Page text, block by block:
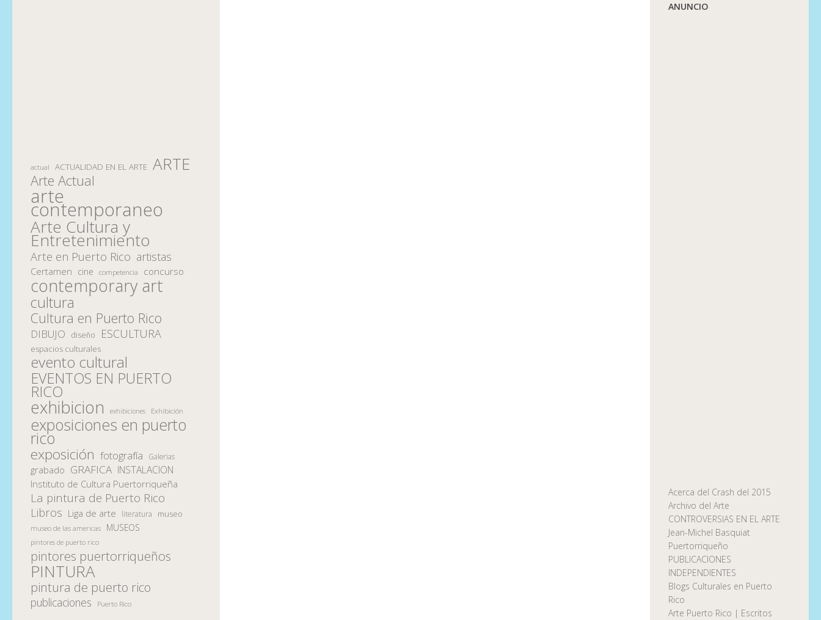
actual ACTUALIDAD EN EL ARTE ARTE
Arte Actual
arte
contemporaneo
Arte Cultura y
Entretenimiento
Arte en Puerto Rico artistas
Certamen cine competencia concurso
contemporary art
cultura
Cultura en Puerto Rico
DIBUJO diseño ESCULTURA
espacios culturales
evento cultural
EVENTOS EN PUERTO
RICO
exhibicion exhibiciones Exhibición
exposiciones en puerto
rico
exposición fotografía Galerias
grabado GRAFICA INSTALACION
Instituto de Cultura Puertorriqueña
La pintura de Puerto Rico
Libros Liga de arte literatura museo
museo de las americas MUSEOS
pintores de puerto rico
pintores puertorriqueños
PINTURA
pintura de puerto rico
publicaciones Puerto Rico
ANUNCIO
Acerca del Crash del 2015
Archivo del Arte
CONTROVERSIAS EN EL ARTE
Jean-Michel Basquiat
Puertorriqueño
PUBLICACIONES
INDEPENDIENTES
Blogs Culturales en Puerto
Rico
Arte Puerto Rico | Escritos